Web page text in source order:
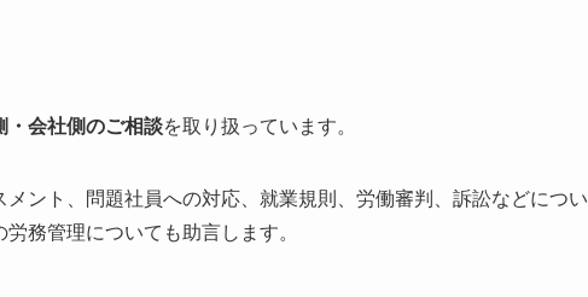
・会社側のご相談を取り扱っています。
ント、問題社員への対応、就業規則、労働審判、訴訟などについ
務管理についても助言します。